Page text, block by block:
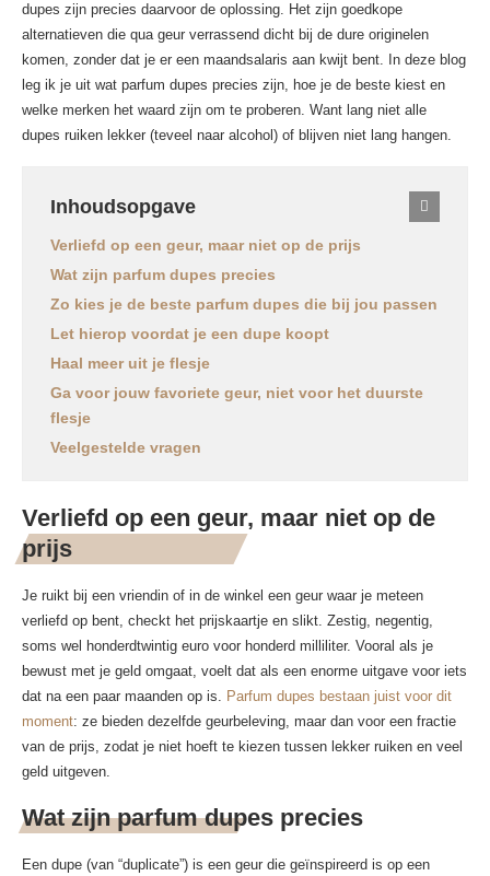
dupes zijn precies daarvoor de oplossing. Het zijn goedkope
alternatieven die qua geur verrassend dicht bij de dure originelen
komen, zonder dat je er een maandsalaris aan kwijt bent. In deze blog
leg ik je uit wat parfum dupes precies zijn, hoe je de beste kiest en
welke merken het waard zijn om te proberen. Want lang niet alle
dupes ruiken lekker (teveel naar alcohol) of blijven niet lang hangen.
Inhoudsopgave
Verliefd op een geur, maar niet op de prijs
Wat zijn parfum dupes precies
Zo kies je de beste parfum dupes die bij jou passen
Let hierop voordat je een dupe koopt
Haal meer uit je flesje
Ga voor jouw favoriete geur, niet voor het duurste
flesje
Veelgestelde vragen
Verliefd op een geur, maar niet op de
prijs
Je ruikt bij een vriendin of in de winkel een geur waar je meteen
verliefd op bent, checkt het prijskaartje en slikt. Zestig, negentig,
soms wel honderdtwintig euro voor honderd milliliter. Vooral als je
bewust met je geld omgaat, voelt dat als een enorme uitgave voor iets
dat na een paar maanden op is. Parfum dupes bestaan juist voor dit
moment: ze bieden dezelfde geurbeleving, maar dan voor een fractie
van de prijs, zodat je niet hoeft te kiezen tussen lekker ruiken en veel
geld uitgeven.
Wat zijn parfum dupes precies
Een dupe (van “duplicate”) is een geur die geïnspireerd is op een